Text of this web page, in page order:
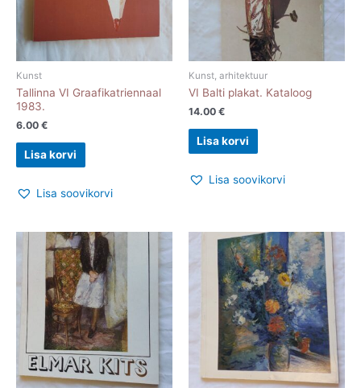
Kunst
Tallinna VI Graafikatriennaal
1983.
6.00 €
Lisa korvi
Lisa soovikorvi
Kunst, arhitektuur
VI Balti plakat. Kataloog
14.00 €
Lisa korvi
Lisa soovikorvi